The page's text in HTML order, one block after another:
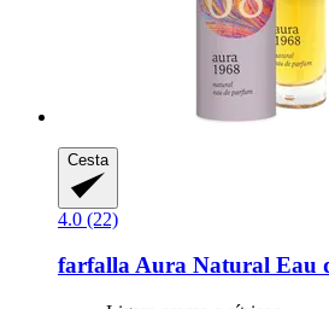
Cesta
4.0 (22)
farfallaAura Natural Eau